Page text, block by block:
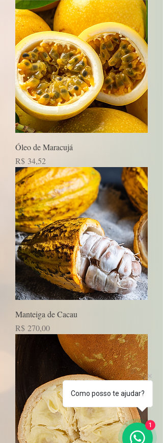
Óleo de Maracujá
Preço
R$ 34,52
Manteiga de Cacau
Preço
R$ 270,00
Como posso te ajudar?
1